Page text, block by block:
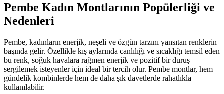
Pembe Kadın Montlarının Popülerliği ve
Nedenleri
Pembe, kadınların enerjik, neşeli ve özgün tarzını yansıtan renklerin
başında gelir. Özellikle kış aylarında canlılığı ve sıcaklığı temsil eden
bu renk, soğuk havalara rağmen enerjik ve pozitif bir duruş
sergilemek isteyenler için ideal bir tercih olur. Pembe montlar, hem
gündelik kombinlerde hem de daha şık davetlerde rahatlıkla
kullanılabilir.